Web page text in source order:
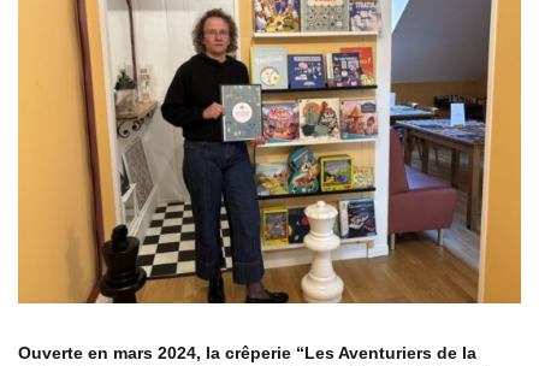
Ouverte en mars 2024, la crêperie “Les Aventuriers de la